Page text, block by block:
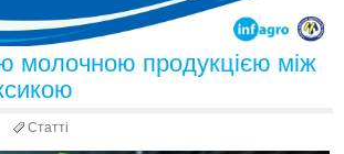
молочною продукцією між
Статті